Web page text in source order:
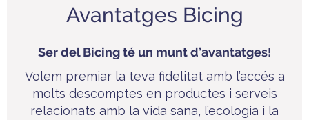
Avantatges Bicing
Ser del Bicing té un munt d’avantatges!
Volem premiar la teva fidelitat amb l’accés a
molts descomptes en productes i serveis
relacionats amb la vida sana, l’ecologia i la